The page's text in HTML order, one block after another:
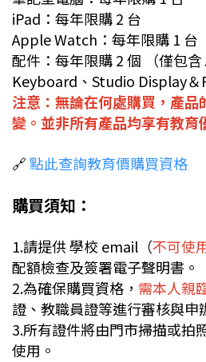
iPad：每年限購 2 台
Apple Watch：每年限購 1 台
配件：每年限購 2 個
（僅包
Keyboard、Studio Display＆
注意：無論在何處購買，產品
變。並非所有產品均享有教育
🔗 點此查詢教育價購買資格
購買須知：
1.請提供 學校 email（不可使
配額檢查及簽署電子聲明書。
2.為確保購買資格， 需本人親
證、教職員證等進行審核與申
3.所有證件將由門市掃描或拍
使用。